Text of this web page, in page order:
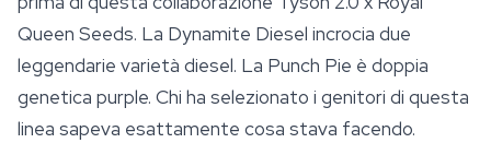
Queen Seeds. La Dynamite Diesel incrocia due
leggendarie varietà diesel. La Punch Pie è doppia
genetica purple. Chi ha selezionato i genitori di questa
linea sapeva esattamente cosa stava facendo.